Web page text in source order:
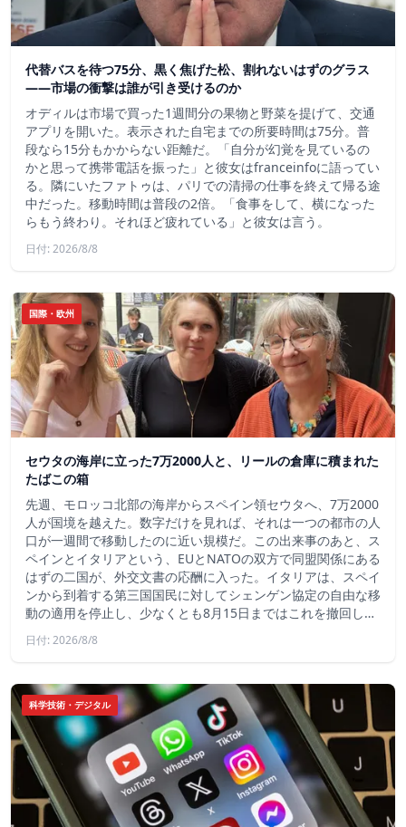
代替バスを待つ75分、黒く焦げた松、割れないはずのグラス
——市場の衝撃は誰が引き受けるのか
オディルは市場で買った1週間分の果物と野菜を提げて、交通
アプリを開いた。表示された自宅までの所要時間は75分。普
段なら15分もかからない距離だ。「自分が幻覚を見ているの
かと思って携帯電話を振った」と彼女はfranceinfoに語ってい
る。隣にいたファトゥは、パリでの清掃の仕事を終えて帰る途
中だった。移動時間は普段の2倍。「食事をして、横になった
らもう終わり。それほど疲れている」と彼女は言う。
日付: 2026/8/8
国際・欧州
セウタの海岸に立った7万2000人と、リールの倉庫に積まれた
たばこの箱
先週、モロッコ北部の海岸からスペイン領セウタへ、7万2000
人が国境を越えた。数字だけを見れば、それは一つの都市の人
口が一週間で移動したのに近い規模だ。この出来事のあと、ス
ペインとイタリアという、EUとNATOの双方で同盟関係にある
はずの二国が、外交文書の応酬に入った。イタリアは、スペイ
ンから到着する第三国国民に対してシェンゲン協定の自由な移
動の適用を停止し、少なくとも8月15日まではこれを撤回し…
日付: 2026/8/8
科学技術・デジタル